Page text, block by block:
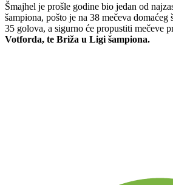
Šmajhel je prošle godine bio jedan od
šampiona, pošto je na 38 mečeva domaćeg
35 golova, a sigurno će propustiti mečeve
Votforda, te Briža u Ligi šampiona.